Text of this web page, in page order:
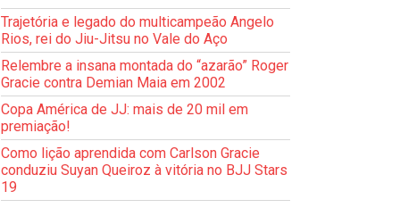
Trajetória e legado do multicampeão Angelo
Rios, rei do Jiu-Jitsu no Vale do Aço
Relembre a insana montada do “azarão” Roger
Gracie contra Demian Maia em 2002
Copa América de JJ: mais de 20 mil em
premiação!
Como lição aprendida com Carlson Gracie
conduziu Suyan Queiroz à vitória no BJJ Stars
19